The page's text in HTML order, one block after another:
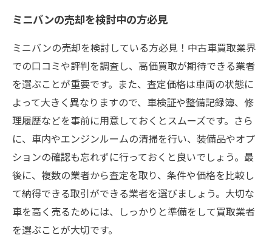
ミニバンの売却を検討中の方必見
ミニバンの売却を検討している方必見！中古車買取業界
での口コミや評判を調査し、高価買取が期待できる業者
を選ぶことが重要です。また、査定価格は車両の状態に
よって大きく異なりますので、車検証や整備記録簿、修
理履歴などを事前に用意しておくとスムーズです。さら
に、車内やエンジンルームの清掃を行い、装備品やオプ
ションの確認も忘れずに行っておくと良いでしょう。最
後に、複数の業者から査定を取り、条件や価格を比較し
て納得できる取引ができる業者を選びましょう。大切な
車を高く売るためには、しっかりと準備をして買取業者
を選ぶことが大切です。